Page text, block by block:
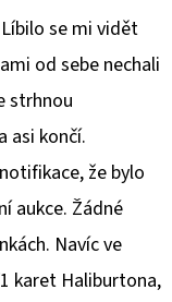
se mi vidět
od sebe nechali
strhnou
asi končí.
že bylo
aukce. Žádné
Navíc ve
karet Haliburtona,